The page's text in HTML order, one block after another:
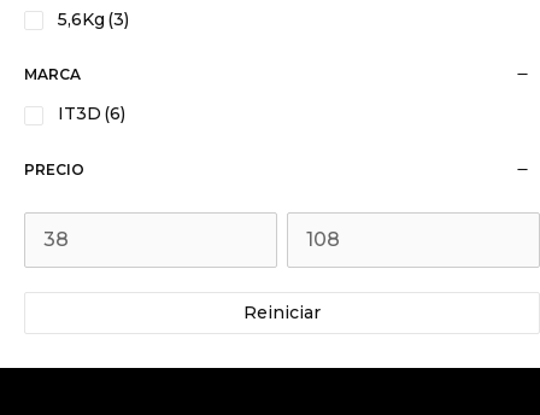
5,6Kg (3)
MARCA
IT3D (6)
PRECIO
Reiniciar